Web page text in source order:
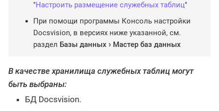
"Настроить размещение служебных таблиц"
При помощи программы Консоль настройки
Docsvision, в версиях ниже указанной, см.
раздел Базы данных Мастер баз данных
В качестве хранилища служебных таблиц могут
быть выбраны:
БД Docsvision.